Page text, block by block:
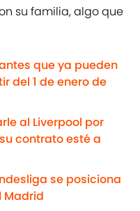
su familia, algo que
que ya pueden
del 1 de enero de
al Liverpool por
contrato esté a
se posiciona
Madrid